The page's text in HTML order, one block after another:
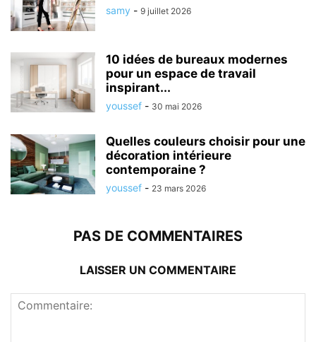
samy - 9 juillet 2026
10 idées de bureaux modernes
pour un espace de travail
inspirant...
youssef - 30 mai 2026
Quelles couleurs choisir pour une
décoration intérieure
contemporaine ?
youssef - 23 mars 2026
PAS DE COMMENTAIRES
LAISSER UN COMMENTAIRE